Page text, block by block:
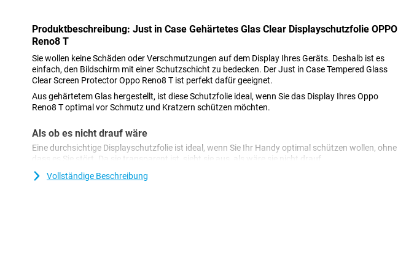
Produktbeschreibung: Just in Case Gehärtetes Glas Clear Displayschutzfolie OPPO
Reno8 T
Sie wollen keine Schäden oder Verschmutzungen auf dem Display Ihres Geräts. Deshalb ist es
einfach, den Bildschirm mit einer Schutzschicht zu bedecken. Der Just in Case Tempered Glass
Clear Screen Protector Oppo Reno8 T ist perfekt dafür geeignet.
Aus gehärtetem Glas hergestellt, ist diese Schutzfolie ideal, wenn Sie das Display Ihres Oppo
Reno8 T optimal vor Schmutz und Kratzern schützen möchten.
Als ob es nicht drauf wäre
Eine durchsichtige Displayschutzfolie ist ideal, wenn Sie Ihr Handy optimal schützen wollen, ohne
dass es Sie stört. Da sie transparent ist, sieht sie aus, als wäre sie nicht drauf.
Vollständige Beschreibung